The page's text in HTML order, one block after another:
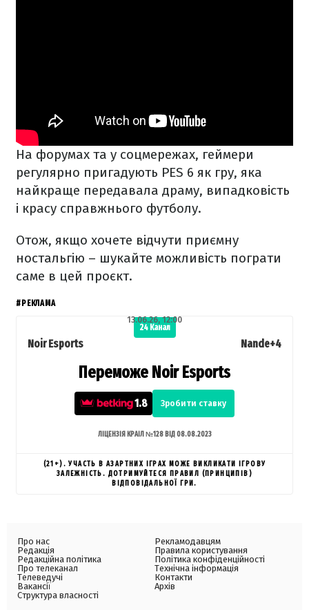
На форумах та у соцмережах, геймери
регулярно пригадують PES 6 як гру, яка
найкраще передавала драму, випадковість
і красу справжнього футболу.
Отож, якщо хочете відчути приємну
ностальгію – шукайте можливість пограти
саме в цей проєкт.
#РЕКЛАМА
24 Канал
Noir Esports
13.06.26, 12:00
Переможе Noir Esports
1.8 Зробити ставку
Nande+4
ЛІЦЕНЗІЯ КРАІЛ №128 ВІД 08.08.2023
(21+). УЧАСТЬ В АЗАРТНИХ ІГРАХ МОЖЕ ВИКЛИКАТИ ІГРОВУ
ЗАЛЕЖНІСТЬ. ДОТРИМУЙТЕСЯ ПРАВИЛ (ПРИНЦИПІВ)
ВІДПОВІДАЛЬНОЇ ГРИ.
Про нас
Редакція
Редакційна політика
Про телеканал
Телеведучі
Вакансії
Структура власності
Рекламодавцям
Правила користування
Політика конфіденційності
Технічна інформація
Контакти
Архів